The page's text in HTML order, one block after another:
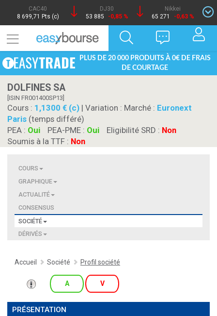
CAC40
8 699,71 Pts (c)
DJ30
53 885
-0,85 %
Nikkei
65 271
-0,63 %
PLUS DE 20 000 PRODUITS À 0€ DE FRAIS
DE COURTAGE
DOLFINES SA
[ISIN FR001400SP13]
Cours : 1,1300 € (c) | Variation : Marché : Euronext
Paris (temps différé)
PEA : Oui PEA-PME : Oui Eligibilité SRD : Non
Soumis à la TTF : Non
COURS
GRAPHIQUE
ACTUALITÉ
CONSENSUS
SOCIÉTÉ
DÉRIVÉS
Accueil Société Profil société
A V
PRÉSENTATION